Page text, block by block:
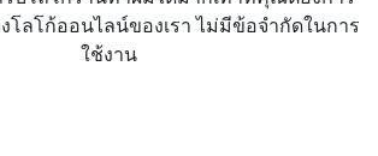
โลโก้ออนไลน์ของเรา ไม่มีข้อจำกัดในการ
ใช้งาน